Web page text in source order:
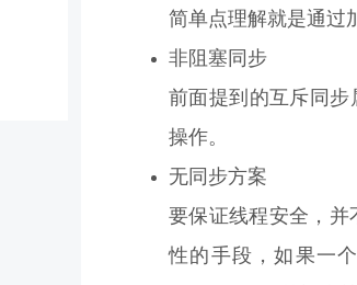
简单点理解就是通过
非阻塞同步
前面提到的互斥同步
操作。
无同步方案
要保证线程安全，并
性的手段，如果一